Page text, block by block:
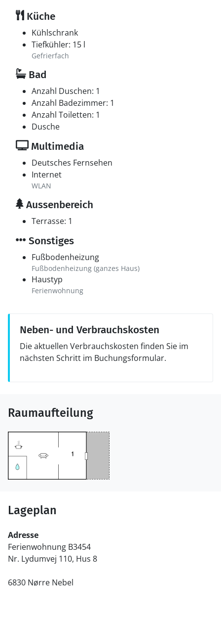
Küche
Kühlschrank
Tiefkühler: 15 l
Gefrierfach
Bad
Anzahl Duschen: 1
Anzahl Badezimmer: 1
Anzahl Toiletten: 1
Dusche
Multimedia
Deutsches Fernsehen
Internet
WLAN
Aussenbereich
Terrasse: 1
Sonstiges
Fußbodenheizung
Fußbodenheizung (ganzes Haus)
Haustyp
Ferienwohnung
Neben- und Verbrauchskosten
Die aktuellen Verbrauchskosten finden Sie im
nächsten Schritt im Buchungsformular.
Raumaufteilung
Lageplan
Adresse
Ferienwohnung B3454
Nr. Lydumvej 110, Hus 8
6830 Nørre Nebel